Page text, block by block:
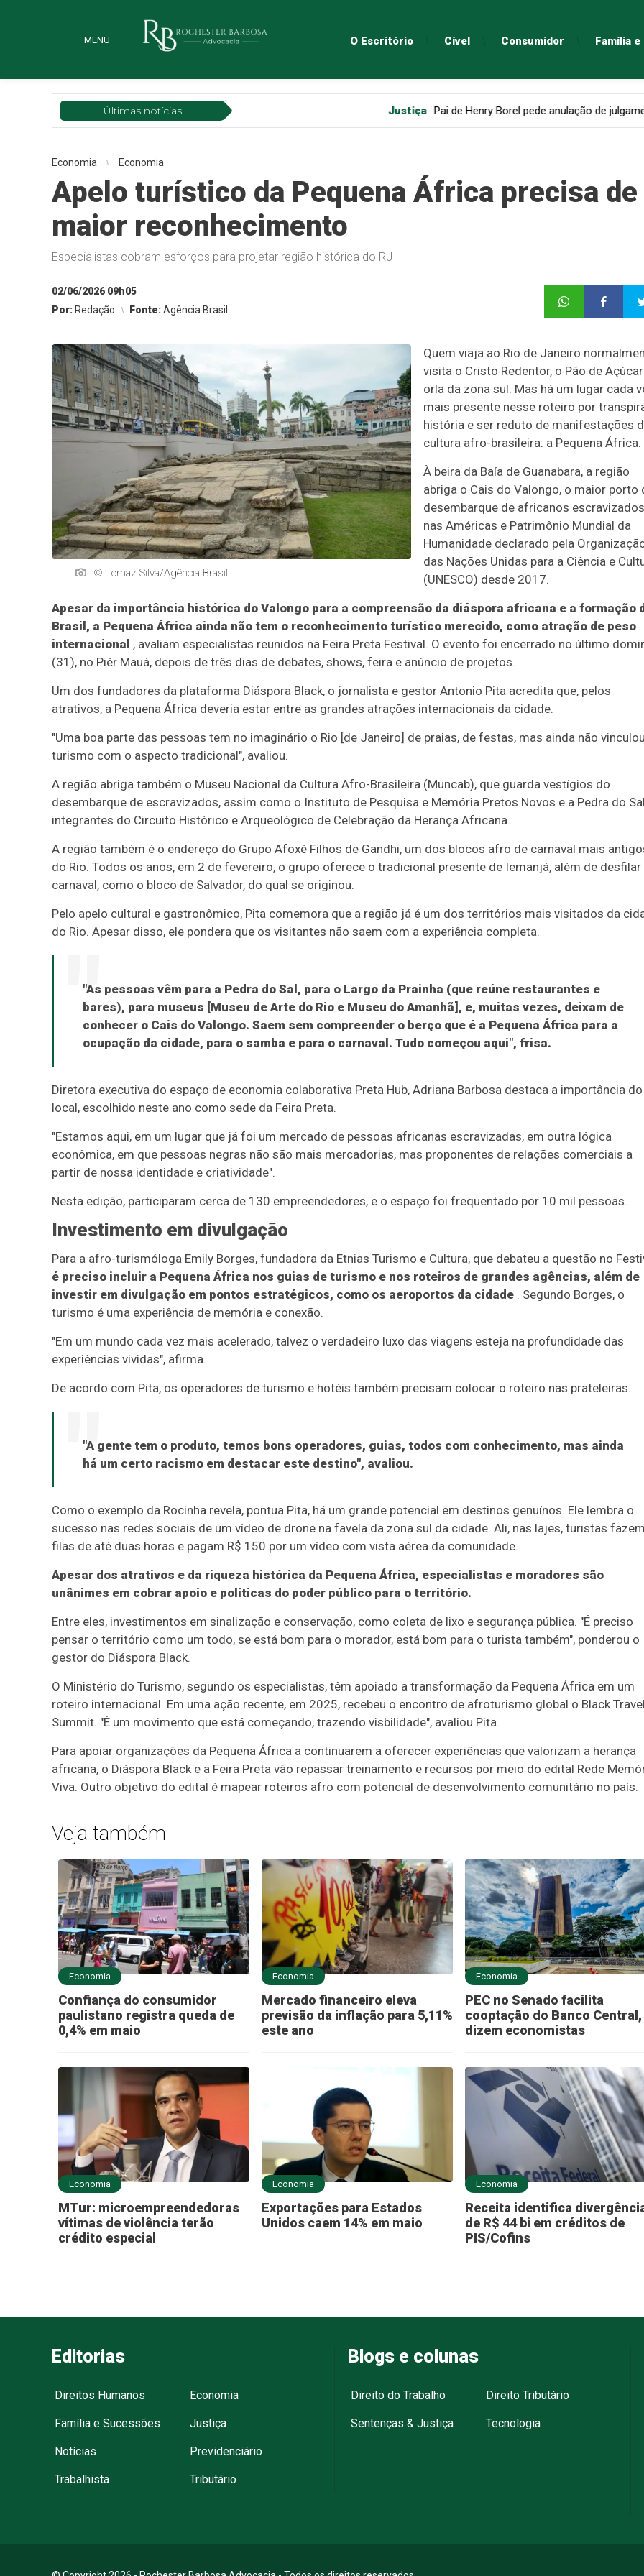
MENU O Escritório Cível Consumidor Família
Últimas notícias Pai de Henry Borel pede anulação de julgamento de Monique
Economia Economia
Apelo turístico da Pequena África precisa de
maior reconhecimento
Especialistas cobram esforços para projetar região histórica do RJ
02/06/2026 09h05
Por: Redação Fonte:Agência Brasil
© Tomaz Silva/Agência Brasil
Quem viaja ao Rio de Janeiro
visita o Cristo Redentor, o Pão de
orla da zona sul. Mas há um lugar cada
mais presente nesse roteiro por
história e ser reduto de manifestações
cultura afro-brasileira: a Pequena África.
À beira da Baía de Guanabara, a região
abriga o Cais do Valongo, o maior porto
desembarque de africanos escravizados
nas Américas e Patrimônio Mundial da
Humanidade declarado pela
das Nações Unidas para a Ciência e
(UNESCO) desde 2017.
Apesar da importância histórica do Valongo para a compreensão da diáspora africana e a formação
Brasil, a Pequena África ainda não tem o reconhecimento turístico merecido, como atração de peso
internacional , avaliam especialistas reunidos na Feira Preta Festival. O evento foi encerrado no último
(31), no Piér Mauá, depois de três dias de debates, shows, feira e anúncio de projetos.
Um dos fundadores da plataforma Diáspora Black, o jornalista e gestor Antonio Pita acredita que, pelos
atrativos, a Pequena África deveria estar entre as grandes atrações internacionais da cidade.
"Uma boa parte das pessoas tem no imaginário o Rio [de Janeiro] de praias, de festas, mas ainda não
turismo com o aspecto tradicional", avaliou.
A região abriga também o Museu Nacional da Cultura Afro-Brasileira (Muncab), que guarda vestígios do
desembarque de escravizados, assim como o Instituto de Pesquisa e Memória Pretos Novos e a Pedra do
integrantes do Circuito Histórico e Arqueológico de Celebração da Herança Africana.
A região também é o endereço do Grupo Afoxé Filhos de Gandhi, um dos blocos afro de carnaval mais
do Rio. Todos os anos, em 2 de fevereiro, o grupo oferece o tradicional presente de Iemanjá, além de desfilar
carnaval, como o bloco de Salvador, do qual se originou.
Pelo apelo cultural e gastronômico, Pita comemora que a região já é um dos territórios mais visitados da
do Rio. Apesar disso, ele pondera que os visitantes não saem com a experiência completa.
"As pessoas vêm para a Pedra do Sal, para o Largo da Prainha (que reúne restaurantes e
bares), para museus [Museu de Arte do Rio e Museu do Amanhã], e, muitas vezes, deixam de
conhecer o Cais do Valongo. Saem sem compreender o berço que é a Pequena África para a
ocupação da cidade, para o samba e para o carnaval. Tudo começou aqui", frisa.
Diretora executiva do espaço de economia colaborativa Preta Hub, Adriana Barbosa destaca a importância do
local, escolhido neste ano como sede da Feira Preta.
"Estamos aqui, em um lugar que já foi um mercado de pessoas africanas escravizadas, em outra lógica
econômica, em que pessoas negras não são mais mercadorias, mas proponentes de relações comerciais a
partir de nossa identidade e criatividade".
Nesta edição, participaram cerca de 130 empreendedores, e o espaço foi frequentado por 10 mil pessoas.
Investimento em divulgação
Para a afro-turismóloga Emily Borges, fundadora da Etnias Turismo e Cultura, que debateu a questão no
é preciso incluir a Pequena África nos guias de turismo e nos roteiros de grandes agências, além de
investir em divulgação em pontos estratégicos, como os aeroportos da cidade . Segundo Borges, o
turismo é uma experiência de memória e conexão.
"Em um mundo cada vez mais acelerado, talvez o verdadeiro luxo das viagens esteja na profundidade das
experiências vividas", afirma.
De acordo com Pita, os operadores de turismo e hotéis também precisam colocar o roteiro nas prateleiras.
"A gente tem o produto, temos bons operadores, guias, todos com conhecimento, mas ainda
há um certo racismo em destacar este destino", avaliou.
Como o exemplo da Rocinha revela, pontua Pita, há um grande potencial em destinos genuínos. Ele lembra o
sucesso nas redes sociais de um vídeo de drone na favela da zona sul da cidade. Ali, nas lajes, turistas
filas de até duas horas e pagam R$ 150 por um vídeo com vista aérea da comunidade.
Apesar dos atrativos e da riqueza histórica da Pequena África, especialistas e moradores são
unânimes em cobrar apoio e políticas do poder público para o território.
Entre eles, investimentos em sinalização e conservação, como coleta de lixo e segurança pública. "É preciso
pensar o território como um todo, se está bom para o morador, está bom para o turista também", ponderou o
gestor do Diáspora Black.
O Ministério do Turismo, segundo os especialistas, têm apoiado a transformação da Pequena África em um
roteiro internacional. Em uma ação recente, em 2025, recebeu o encontro de afroturismo global o Black
Summit. "É um movimento que está começando, trazendo visbilidade", avaliou Pita.
Para apoiar organizações da Pequena África a continuarem a oferecer experiências que valorizam a herança
africana, o Diáspora Black e a Feira Preta vão repassar treinamento e recursos por meio do edital Rede
Viva. Outro objetivo do edital é mapear roteiros afro com potencial de desenvolvimento comunitário no país.
Veja também
Economia
Confiança do consumidor
paulistano registra queda de
0,4% em maio
Economia
Mercado financeiro eleva
previsão da inflação para 5,11%
este ano
Economia
PEC no Senado facilita
cooptação do Banco Central,
dizem economistas
Economia
MTur: microempreendedoras
vítimas de violência terão
crédito especial
Economia
Exportações para Estados
Unidos caem 14% em maio
Economia
Receita identifica
de R$ 44 bi em créditos de
PIS/Cofins
Editorias
Direitos Humanos Economia
Família e Sucessões Justiça
Notícias Previdenciário
Trabalhista Tributário
Blogs e colunas
Direito do Trabalho Direito Tributário
Sentenças & Justiça Tecnologia